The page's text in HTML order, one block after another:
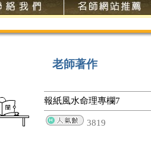
老師著作
報紙風水命理專欄7
3819